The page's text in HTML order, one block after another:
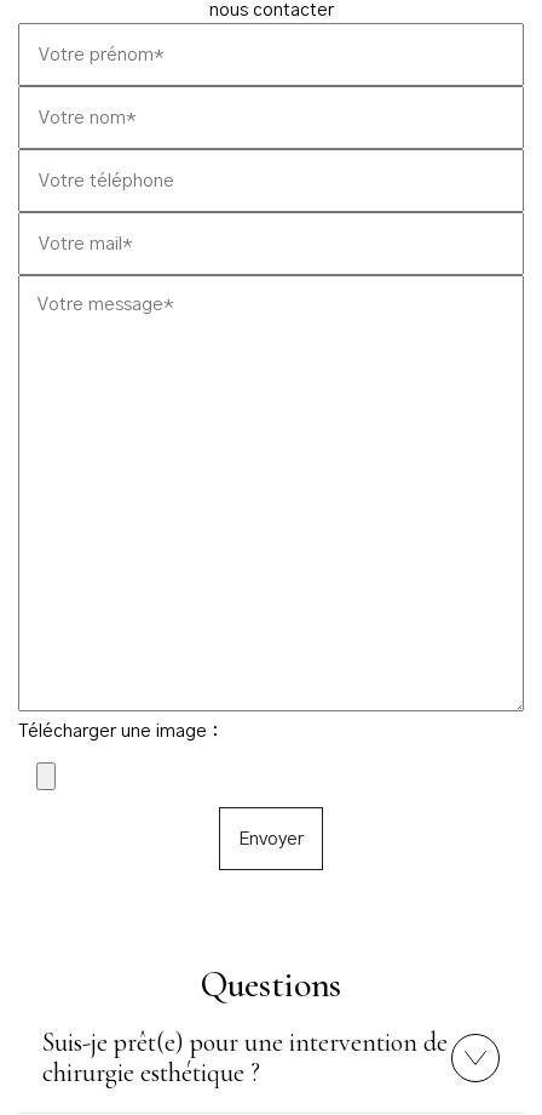
nous contacter
Télécharger une image :
Questions
Suis-je prêt(e) pour une intervention de
chirurgie esthétique ?